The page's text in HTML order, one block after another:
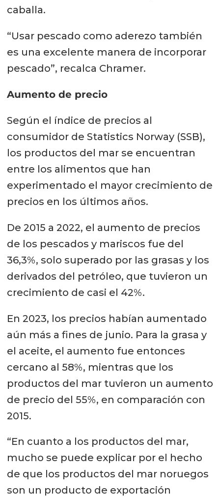
caballa.
“Usar pescado como aderezo también
es una excelente manera de incorporar
pescado”, recalca Chramer.
Aumento de precio
Según el índice de precios al
consumidor de Statistics Norway (SSB),
los productos del mar se encuentran
entre los alimentos que han
experimentado el mayor crecimiento de
precios en los últimos años.
De 2015 a 2022, el aumento de precios
de los pescados y mariscos fue del
36,3%, solo superado por las grasas y los
derivados del petróleo, que tuvieron un
crecimiento de casi el 42%.
En 2023, los precios habían aumentado
aún más a fines de junio. Para la grasa y
el aceite, el aumento fue entonces
cercano al 58%, mientras que los
productos del mar tuvieron un aumento
de precio del 55%, en comparación con
2015.
“En cuanto a los productos del mar,
mucho se puede explicar por el hecho
de que los productos del mar noruegos
son un producto de exportación